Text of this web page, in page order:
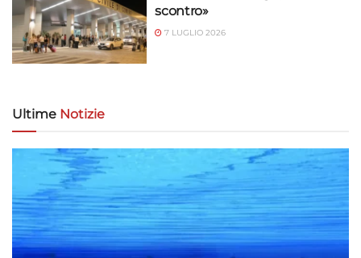
scontro»
7 LUGLIO 2026
Ultime Notizie